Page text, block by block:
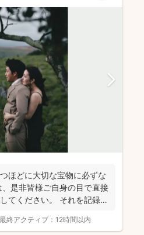
ほどに大切な宝物に必ずな
是非皆様ご自身の目で直接
てください。 それを記録す
最終アクティブ： 12時間以内